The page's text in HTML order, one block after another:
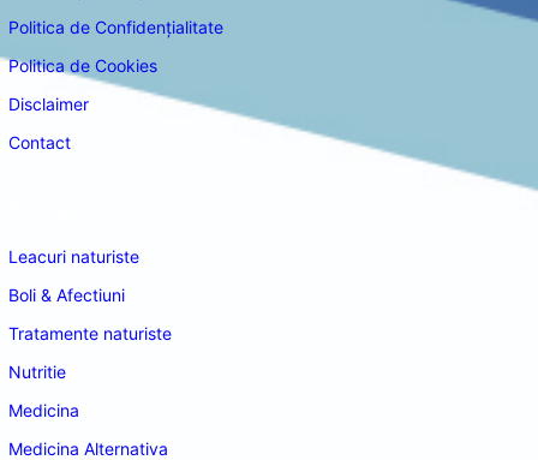
Politica de Confidențialitate
Politica de Cookies
Disclaimer
Contact
Leacuri naturiste
Boli & Afectiuni
Tratamente naturiste
Nutritie
Medicina
Medicina Alternativa